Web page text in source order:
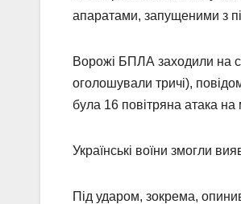
апаратами, запущеними з
Ворожі БПЛА заходили на
оголошували тричі),
була 16 повітряна атака на
Українські воїни змогли
Під ударом, зокрема,